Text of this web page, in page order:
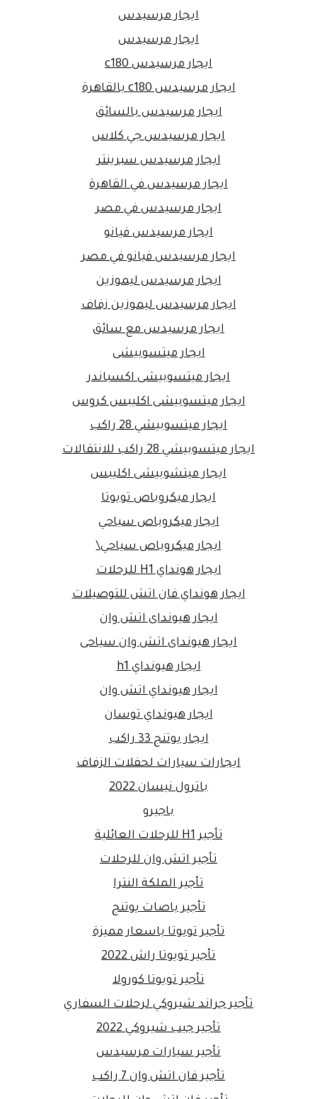
ايجار مرسيدس
ايجار مرسيدس
ايجار مرسيدس c180
ايجار مرسيدس c180 بالقاهرة
ايجار مرسيدس بالسائق
ايجار مرسيدس جي كلاس
ايجار مرسيدس سبرينتر
ايجار مرسيدس في القاهرة
ايجار مرسيدس في مصر
ايجار مرسيدس فيانو
ايجار مرسيدس فيانو في مصر
ايجار مرسيدس ليموزين
ايجار مرسيدس ليموزين زفاف
ايجار مرسيدس مع سائق
ايجار ميتسوبيشى
ايجار ميتسوبيشى اكسباندر
ايجار ميتسوبيشى اكليبس كروس
ايجار ميتسوبيشي 28 راكب
ايجار ميتسوبيشي 28 راكب للانتقالات
ايجار ميتشوبيشى اكليبس
ايجار ميكروباص تويوتا
ايجار ميكروباص سياحي
ايجار ميكروباص سياحي\
ايجار هونداي H1 للرحلات
ايجار هونداي فان اتش للتوصيلات
ايجار هيونداى اتش وان
ايجار هيونداى اتش وان سياحى
ايجار هيونداي h1
ايجار هيونداي اتش وان
ايجار هيونداي توسان
ايجار يوتنج 33 راكب
ايجارات سيارات لحفلات الزفاف
باترول نيسان 2022
باجيرو
تأجير H1 للرحلات العائلية
تأجير اتش وان للرحلات
تأجير الملكة النترا
تأجير باصات يوتنج
تأجير تويوتا باسعار مميزة
تأجير تويوتا راش 2022
تأجير تويوتا كورولا
تأجير جراند شيروكي لرحلات السفاري
تأجير جيب شيروكي 2022
تأجير سيارات مرسيدس
تأجير فان اتش وان 7 راكب